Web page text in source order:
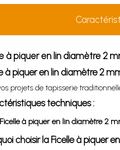
à piquer en lin diamètre 2
à piquer en lin diamètre 2
projets de tapisserie
techniques :
Ficelle à piquer en lin diamètre 2
choisir la Ficelle à piquer